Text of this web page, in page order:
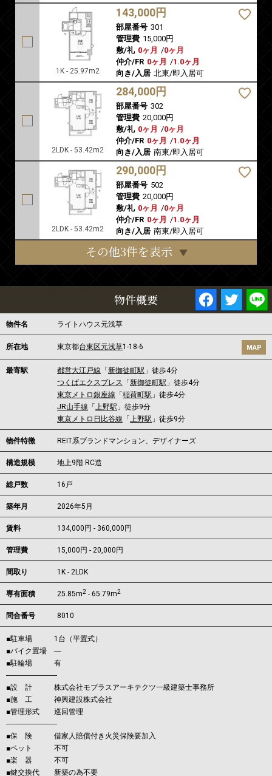
1K - 25.97m2
143,000円
部屋番号 301
管理費 15,000円
敷/礼 0ヶ月 /0ヶ月
仲介/FR 0ヶ月 /1.0ヶ月
向き/入居 北東/即入居可
2LDK - 53.42m2
284,000円
部屋番号 302
管理費 20,000円
敷/礼 0ヶ月 /0ヶ月
仲介/FR 0ヶ月 /1.0ヶ月
向き/入居 南東/即入居可
2LDK - 53.42m2
290,000円
部屋番号 502
管理費 20,000円
敷/礼 0ヶ月 /0ヶ月
仲介/FR 0ヶ月 /1.0ヶ月
向き/入居 南東/即入居可
その他3件を表示
物件概要
物件名 ライトハウス元浅草
所在地 東京都台東区元浅草1-18-6 MAP
最寄駅 都営大江戸線 「 新御徒町駅 」徒歩4分
つくばエクスプレス 「 新御徒町駅 」徒歩4分
東京メトロ銀座線 「 稲荷町駅 」徒歩4分
JR山手線 「 上野駅 」徒歩9分
東京メトロ日比谷線 「 上野駅 」徒歩9分
物件特徴 REIT系ブランドマンション、デザイナーズ
構造規模 地上9階 RC造
総戸数 16戸
築年月 2026年5月
賃料 134,000円 - 360,000円
管理費 15,000円 - 20,000円
間取り 1K - 2LDK
専有面積 25.85m2 - 65.79m2
問合番号 8010
■駐車場 1台（平置式）
■バイク置場 ―
■駐輪場 有
―――――――
■設 計 株式会社モプラスアーキテクツ一級建築士事務所
■施 工 神興建設株式会社
■管理形式 巡回管理
―――――――
■保 険 借家人賠償付き火災保険要加入
■ペット 不可
■楽 器 不可
■鍵交換代 新築の為不要